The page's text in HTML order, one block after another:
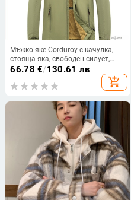
Мъжко яке Corduroy с качулка,
стояща яка, свободен силует,
едноредово закопчаване,
66.78 €/130.61 лв
add_shopping_cart